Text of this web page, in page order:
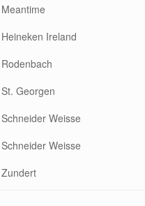
Meantime
Heineken Ireland
Rodenbach
St. Georgen
Schneider Weisse
Schneider Weisse
Zundert